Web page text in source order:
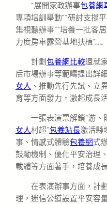
“展開家政辦事包養網
專項培訓舉動”“研討支撐
集視聽辦事”“培養一批客
力度房車露營基地扶植”……
計劃 包養網比較還就
后市場辦事等範疇提出詳
女人 、推動先行先試、立
育等方面發力，激起成長
一張表演票解鎖“游、
女人村超”包養站長激活縣
事、情感式體驗包養網式
鼓勵機制、優化平安治理
載體等方面著手，培養成
在表演辦事方面，計
理，迷信公道設置平安容